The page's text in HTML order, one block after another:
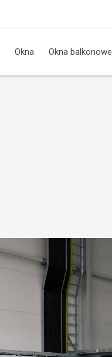
Okna Okna balkonowe